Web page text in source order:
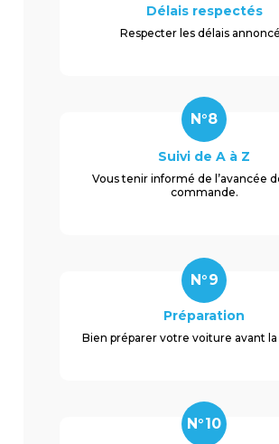
Délais respectés
Respecter les délais
N°8
Suivi de A à Z
Vous tenir informé de l’avancée
commande.
N°9
Préparation
Bien préparer votre voiture avant la
N°10